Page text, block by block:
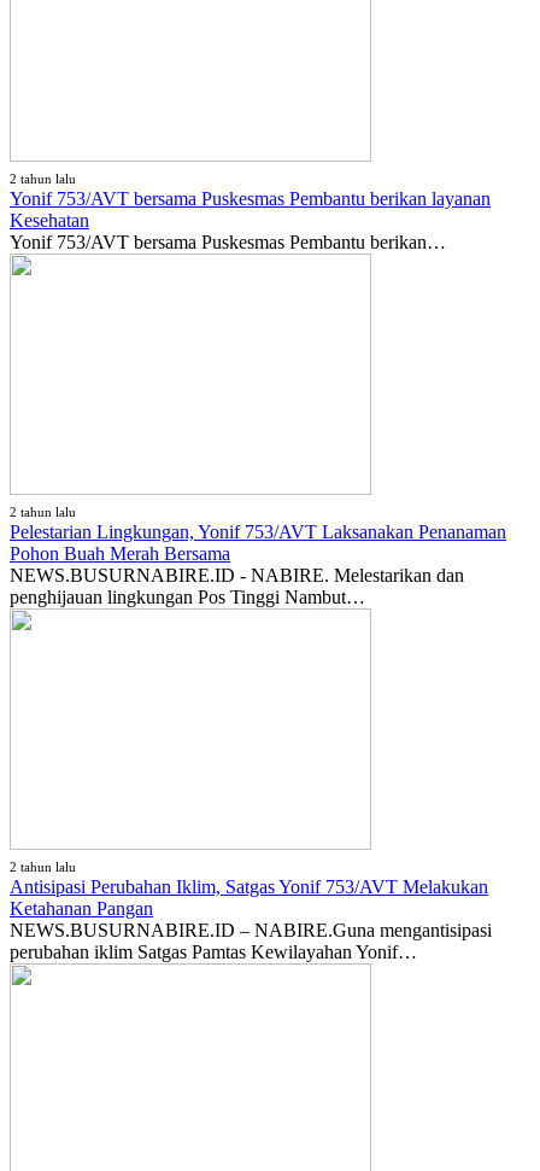
2 tahun lalu
Yonif 753/AVT bersama Puskesmas Pembantu berikan layanan
Kesehatan
Yonif 753/AVT bersama Puskesmas Pembantu berikan…
2 tahun lalu
Pelestarian Lingkungan, Yonif 753/AVT Laksanakan Penanaman
Pohon Buah Merah Bersama
NEWS.BUSURNABIRE.ID - NABIRE. Melestarikan dan
penghijauan lingkungan Pos Tinggi Nambut…
2 tahun lalu
Antisipasi Perubahan Iklim, Satgas Yonif 753/AVT Melakukan
Ketahanan Pangan
NEWS.BUSURNABIRE.ID – NABIRE.Guna mengantisipasi
perubahan iklim Satgas Pamtas Kewilayahan Yonif…